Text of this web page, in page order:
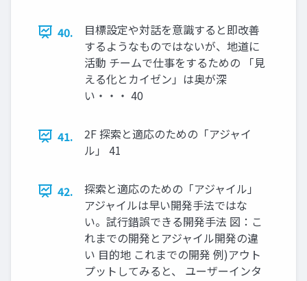
40.
目標設定や対話を意識すると即改善
するようなものではないが、地道に
活動 チームで仕事をするための 「見
える化とカイゼン」は奥が深
い・・・ 40
41.
2F 探索と適応のための「アジャイ
ル」 41
42.
探索と適応のための「アジャイル」
アジャイルは早い開発手法ではな
い。試行錯誤できる開発手法 図：こ
れまでの開発とアジャイル開発の違
い 目的地 これまでの開発 例)アウト
プットしてみると、 ユーザーインタ